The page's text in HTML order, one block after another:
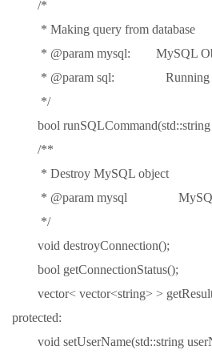
/*
* Making query from database
* @param mysql: MySQL
* @param sql: Running
*/
bool
/**
* Destroy MySQL object
* @param mysql MySQL
*/
void destroyConnection();
bool getConnectionStatus();
vector< vector<string> >
protected:
void setUserName(std::string